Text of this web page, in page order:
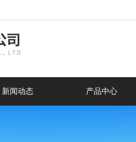
新闻动态 产品中心